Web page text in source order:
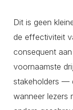
Dit is geen
de effectiviteit
consequent
voornaamste
stakeholders —
wanneer lezers